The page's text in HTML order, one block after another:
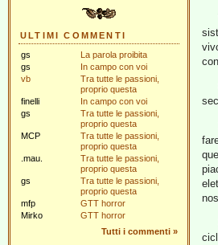
ULTIMI COMMENTI
gs
La parola proibita
gs
In campo con voi
vb
Tra tutte le passioni,
proprio questa
finelli
In campo con voi
gs
Tra tutte le passioni,
proprio questa
MCP
Tra tutte le passioni,
proprio questa
.mau.
Tra tutte le passioni,
proprio questa
gs
Tra tutte le passioni,
proprio questa
mfp
GTT horror
Mirko
GTT horror
Tutti i commenti »